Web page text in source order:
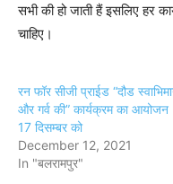
सभी की हो जाती हैं इसलिए हर
चाहिए।
रन फॉर सीजी प्राईड “दौड
और गर्व की” कार्यक्रम का आयोजन
17 दिसम्बर को
December 12, 2021
In "बलरामपुर"